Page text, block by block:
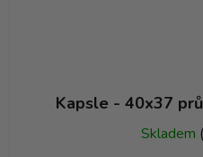
Kapsle - 40x37
Skladem